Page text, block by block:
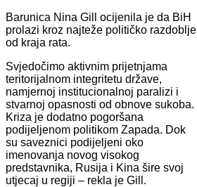
Barunica Nina Gill ocijenila je da BiH
prolazi kroz najteže političko razdoblje
od kraja rata.
Svjedočimo aktivnim prijetnjama
teritorijalnom integritetu države,
namjernoj institucionalnoj paralizi i
stvarnoj opasnosti od obnove sukoba.
Kriza je dodatno pogoršana
podijeljenom politikom Zapada. Dok
su saveznici podijeljeni oko
imenovanja novog visokog
predstavnika, Rusija i Kina šire svoj
utjecaj u regiji – rekla je Gill.